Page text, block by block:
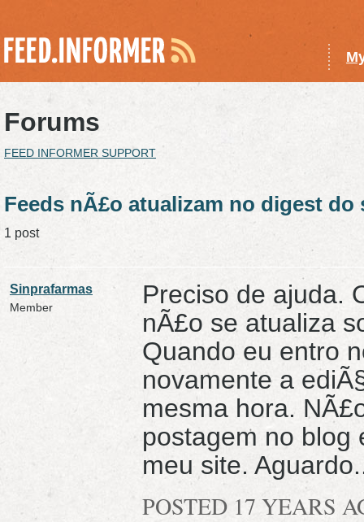
Forums
FEED INFORMER SUPPORT
Feeds nÃ£o atualizam no digest do
1 post
Sinprafarmas
Member
Preciso de ajuda.
nÃ£o se atualiza
Quando eu entro
novamente a
mesma hora.
postagem no blog
meu site.
POSTED 17 YEARS